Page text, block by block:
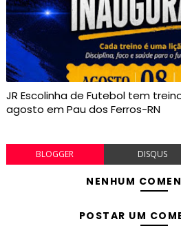
JR Escolinha de Futebol tem
agosto em Pau dos Ferros-RN
BLOGGER DISQUS
NENHUM
POSTAR UM